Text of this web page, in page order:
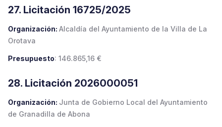
27. Licitación 16725/2025
Organización: Alcaldía del Ayuntamiento de la Villa de La
Orotava
Presupuesto: 146.865,16 €
28. Licitación 2026000051
Organización: Junta de Gobierno Local del Ayuntamiento
de Granadilla de Abona